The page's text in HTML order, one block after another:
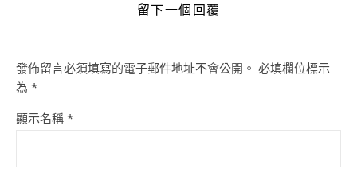
留下一個回覆
發佈留言必須填寫的電子郵件地址不會公開。 必填欄位標示
為 *
顯示名稱 *